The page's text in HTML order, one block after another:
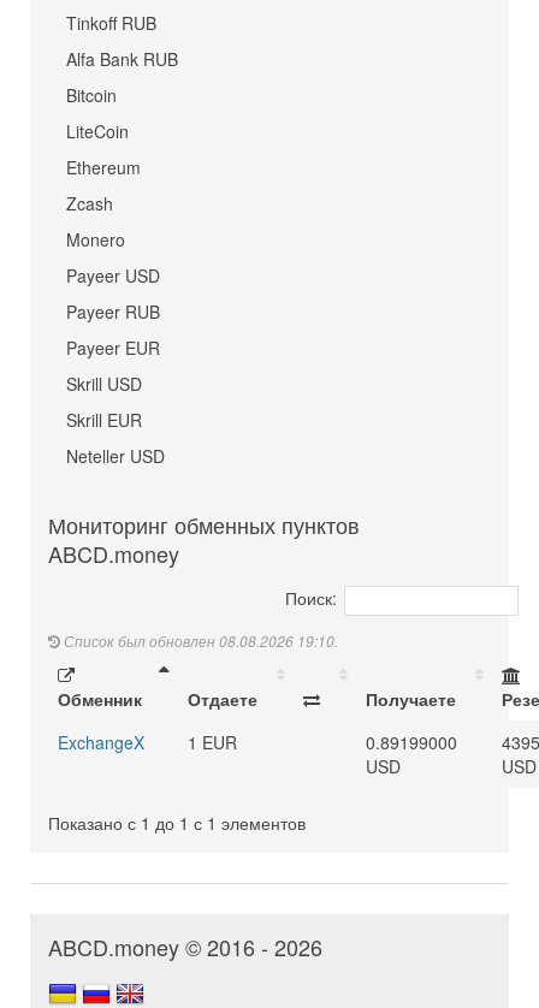
Tinkoff RUB
Alfa Bank RUB
Bitcoin
LiteCoin
Ethereum
Zcash
Monero
Payeer USD
Payeer RUB
Payeer EUR
Skrill USD
Skrill EUR
Neteller USD
Мониторинг обменных пунктов
ABCD.money
Поиск:
Список был обновлен 08.08.2026 19:10.
Обменник Отдаете Получаете
ExchangeX
1 EUR
0.89199000
USD
USD
Показано с 1 до 1 с 1 элементов
ABCD.money © 2016 - 2026